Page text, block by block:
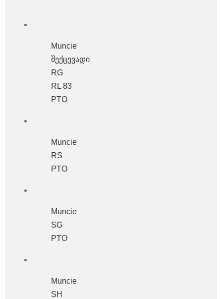
Muncie
შექცევადი
RG
RL 83
PTO
Muncie
RS
PTO
Muncie
SG
PTO
Muncie
SH